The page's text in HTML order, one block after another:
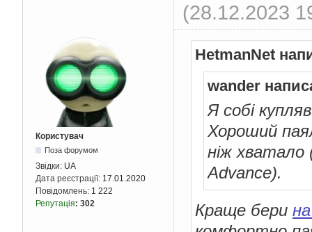
(28.12.2023
Користувач
Поза форумом
Звідки: UA
Дата реєстрації: 17.01.2020
Повідомлень: 1 222
Репутація: 302
HetmanNet
wander
Я собі
Хороший
ніж хватало
Advance).
Краще бери